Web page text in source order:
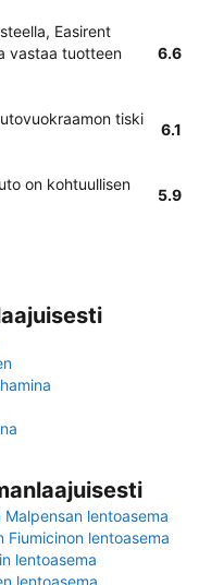
Easirent
vastaa tuotteen
6.6
tiski
6.1
on kohtuullisen
5.9
Malpensan lentoasema
Fiumicinon lentoasema
lentoasema
lentoasema